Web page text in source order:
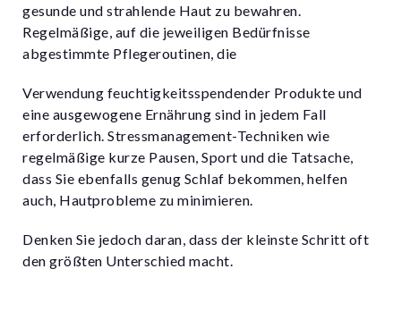
gesunde und strahlende Haut zu bewahren.
Regelmäßige, auf die jeweiligen Bedürfnisse
abgestimmte Pflegeroutinen, die
Verwendung feuchtigkeitsspendender Produkte und
eine ausgewogene Ernährung sind in jedem Fall
erforderlich. Stressmanagement-Techniken wie
regelmäßige kurze Pausen, Sport und die Tatsache,
dass Sie ebenfalls genug Schlaf bekommen, helfen
auch, Hautprobleme zu minimieren.
Denken Sie jedoch daran, dass der kleinste Schritt oft
den größten Unterschied macht.